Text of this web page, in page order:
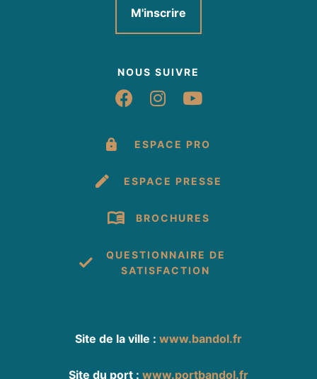
M'inscrire
NOUS SUIVRE
Suivez-nous sur
Suivez-nous sur
Suivez-nous
ESPACE PRO
ESPACE PRESSE
BROCHURES
QUESTIONNAIRE DE
SATISFACTION
Site de la ville : www.bandol.fr
Site du port : www.portbandol.fr